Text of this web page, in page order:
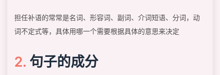
担任补语的常常是名词、形容词、副词、介词短语、分词，动
词不定式等，具体用哪一个需要根据具体的意思来决定
句子的成分